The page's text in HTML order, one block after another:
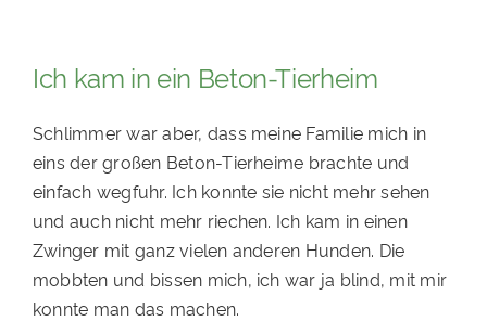
Ich kam in ein Beton-Tierheim
Schlimmer war aber, dass meine Familie mich in
eins der großen Beton-Tierheime brachte und
einfach wegfuhr. Ich konnte sie nicht mehr sehen
und auch nicht mehr riechen. Ich kam in einen
Zwinger mit ganz vielen anderen Hunden. Die
mobbten und bissen mich, ich war ja blind, mit mir
konnte man das machen.